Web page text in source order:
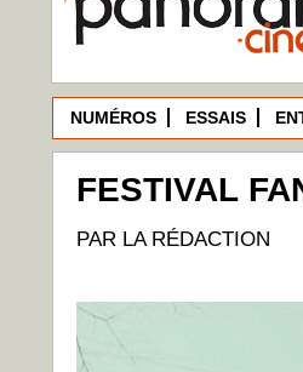
NUMÉROS ESSAIS
FESTIVAL
PAR LA RÉDACTION